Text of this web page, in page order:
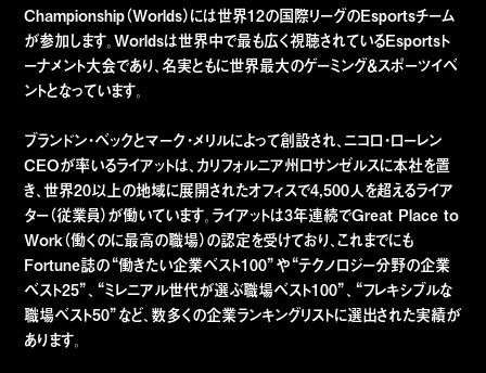
Championship（Worlds）には世界12の国際リーグのEsportsチーム
が参加します。Worldsは世界中で最も広く視聴されているEsportsト
ーナメント大会であり、名実ともに世界最大のゲーミング＆スポーツイベ
ントとなっています。
ブランドン・ベックとマーク・メリルによって創設され、ニコロ・ローレン
CEOが率いるライアットは、カリフォルニア州ロサンゼルスに本社を置
き、世界20以上の地域に展開されたオフィスで4,500人を超えるライア
ター（従業員）が働いています。ライアットは3年連続でGreat Place to
Work（働くのに最高の職場）の認定を受けており、これまでにも
Fortune誌の“働きたい企業ベスト100”や“テクノロジー分野の企業
ベスト25”、“ミレニアル世代が選ぶ職場ベスト100”、“フレキシブルな
職場ベスト50”など、数多くの企業ランキングリストに選出された実績が
あります。